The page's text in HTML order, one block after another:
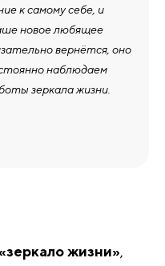
к самому себе, и
новое любящее
вернётся, оно
наблюдаем
зеркала жизни.
«зеркало жизни»,